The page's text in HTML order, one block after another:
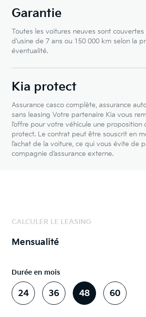
Garantie
Toutes les voitures neuves sont
d’usine de 7 ans ou 150 000 km selon la
éventualité.
Kia protect
Assurance casco complète, assurance
sans leasing Votre partenaire Kia vous
l’offre pour votre véhicule une proposition
protect. Le contrat peut être souscrit en
l’achat de la voiture, ce qui vous évite de
compagnie d’assurance externe.
CALCULER LE LEASING
Mensualité
Durée en mois
24 36 48 60